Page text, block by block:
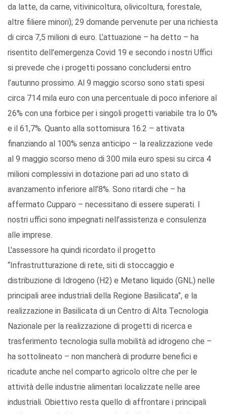
da latte, da carne, vitivinicoltura, olivicoltura, forestale,
altre filiere minori); 29 domande pervenute per una richiesta
di circa 7,5 milioni di euro. L’attuazione – ha detto – ha
risentito dell’emergenza Covid 19 e secondo i nostri Uffici
si prevede che i progetti possano concludersi entro
l’autunno prossimo. Al 9 maggio scorso sono stati spesi
circa 714 mila euro con una percentuale di poco inferiore al
26% con una forbice per i singoli progetti variabile tra lo 0%
e il 61,7%. Quanto alla sottomisura 16.2 – attivata
finanziando al 100% senza anticipo – la realizzazione vede
al 9 maggio scorso meno di 300 mila euro spesi su circa 4
milioni complessivi in dotazione pari ad uno stato di
avanzamento inferiore all’8%. Sono ritardi che – ha
affermato Cupparo – necessitano di essere superati. I
nostri uffici sono impegnati nell’assistenza e consulenza
alle imprese.
L'assessore ha quindi ricordato il progetto
“Infrastrutturazione di rete, siti di stoccaggio e
distribuzione di Idrogeno (H2) e Metano liquido (GNL) nelle
principali aree industriali della Regione Basilicata”, e la
realizzazione in Basilicata di un Centro di Alta Tecnologia
Nazionale per la realizzazione di progetti di ricerca e
trasferimento tecnologia sulla mobilità ad idrogeno che –
ha sottolineato – non mancherà di produrre benefici e
ricadute anche nel comparto agricolo oltre che per le
attività delle industrie alimentari localizzate nelle aree
industriali. Obiettivo resta quello di affrontare i principali